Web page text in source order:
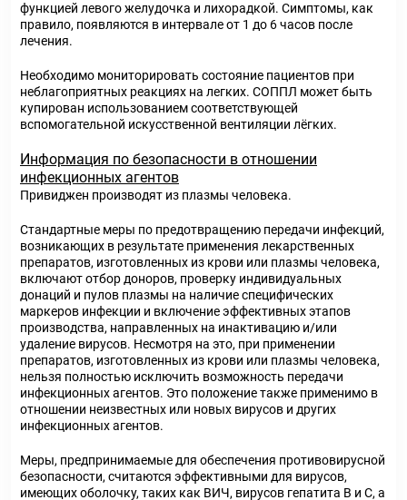
функцией левого желудочка и лихорадкой. Симптомы, как
правило, появляются в интервале от 1 до 6 часов после
лечения.
Необходимо мониторировать состояние пациентов при
неблагоприятных реакциях на легких. СОППЛ может быть
купирован использованием соответствующей
вспомогательной искусственной вентиляции лёгких.
Информация по безопасности в отношении
инфекционных агентов
Привиджен производят из плазмы человека.
Стандартные меры по предотвращению передачи инфекций,
возникающих в результате применения лекарственных
препаратов, изготовленных из крови или плазмы человека,
включают отбор доноров, проверку индивидуальных
донаций и пулов плазмы на наличие специфических
маркеров инфекции и включение эффективных этапов
производства, направленных на инактивацию и/или
удаление вирусов. Несмотря на это, при применении
препаратов, изготовленных из крови или плазмы человека,
нельзя полностью исключить возможность передачи
инфекционных агентов. Это положение также применимо в
отношении неизвестных или новых вирусов и других
инфекционных агентов.
Меры, предпринимаемые для обеспечения противовирусной
безопасности, считаются эффективными для вирусов,
имеющих оболочку, таких как ВИЧ, вирусов гепатита В и С, а